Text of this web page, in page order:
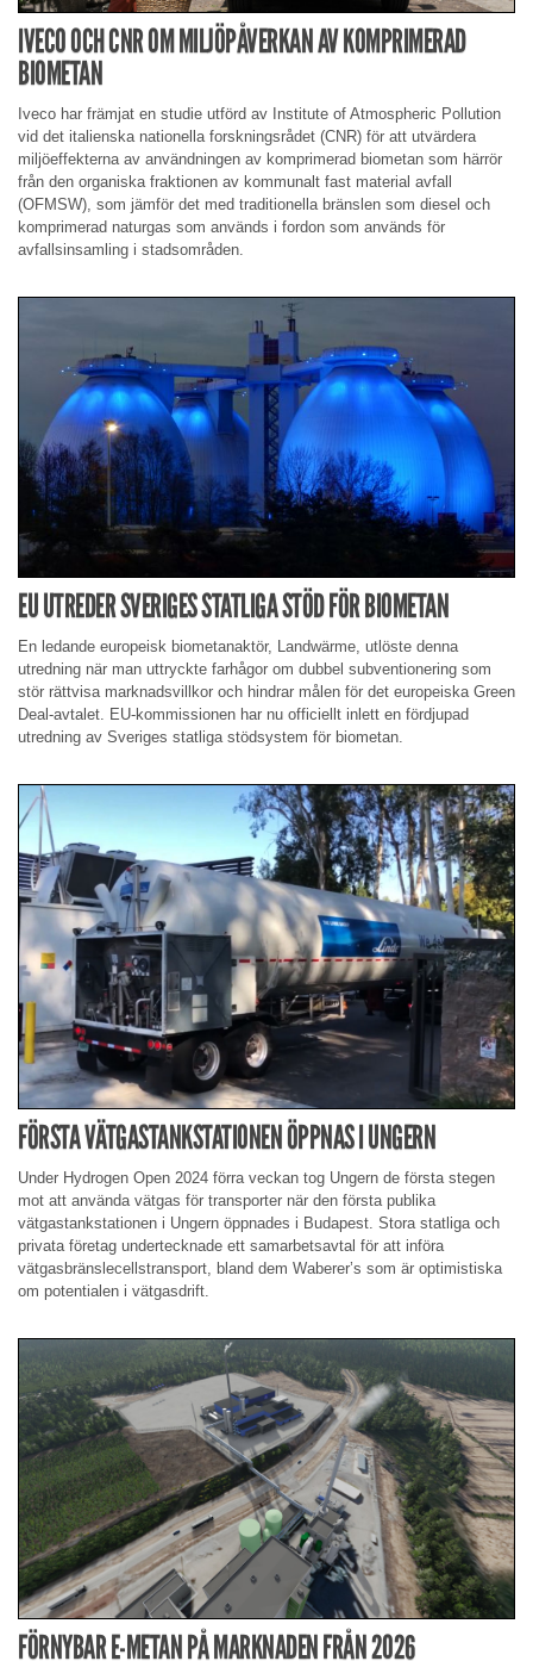
IVECO OCH CNR OM MILJÖPÅVERKAN AV KOMPRIMERAD
BIOMETAN
Iveco har främjat en studie utförd av Institute of Atmospheric Pollution
vid det italienska nationella forskningsrådet (CNR) för att utvärdera
miljöeffekterna av användningen av komprimerad biometan som härrör
från den organiska fraktionen av kommunalt fast material avfall
(OFMSW), som jämför det med traditionella bränslen som diesel och
komprimerad naturgas som används i fordon som används för
avfallsinsamling i stadsområden.
EU UTREDER SVERIGES STATLIGA STÖD FÖR BIOMETAN
En ledande europeisk biometanaktör, Landwärme, utlöste denna
utredning när man uttryckte farhågor om dubbel subventionering som
stör rättvisa marknadsvillkor och hindrar målen för det europeiska Green
Deal-avtalet. EU-kommissionen har nu officiellt inlett en fördjupad
utredning av Sveriges statliga stödsystem för biometan.
FÖRSTA VÄTGASTANKSTATIONEN ÖPPNAS I UNGERN
Under Hydrogen Open 2024 förra veckan tog Ungern de första stegen
mot att använda vätgas för transporter när den första publika
vätgastankstationen i Ungern öppnades i Budapest. Stora statliga och
privata företag undertecknade ett samarbetsavtal för att införa
vätgasbränslecellstransport, bland dem Waberer’s som är optimistiska
om potentialen i vätgasdrift.
FÖRNYBAR E-METAN PÅ MARKNADEN FRÅN 2026